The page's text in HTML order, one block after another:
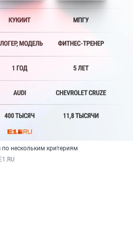
нескольким критериям